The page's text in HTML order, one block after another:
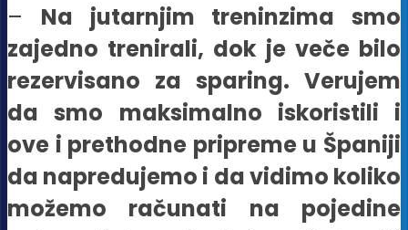
– Na jutarnjim treninzima smo
zajedno trenirali, dok je veče bilo
rezervisano za sparing. Verujem
da smo maksimalno iskoristili i
ove i prethodne pripreme u Španiji
da napredujemo i da vidimo koliko
možemo računati na pojedine